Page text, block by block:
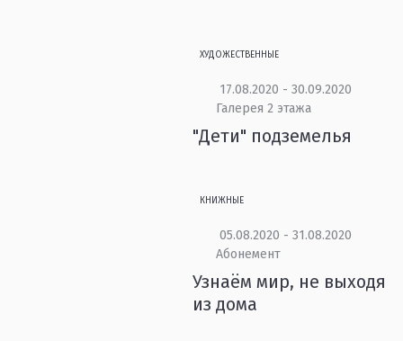
ХУДОЖЕСТВЕННЫЕ
17.08.2020 - 30.09.2020
Галерея 2 этажа
"Дети" подземелья
КНИЖНЫЕ
05.08.2020 - 31.08.2020
Абонемент
Узнаём мир, не выходя
из дома